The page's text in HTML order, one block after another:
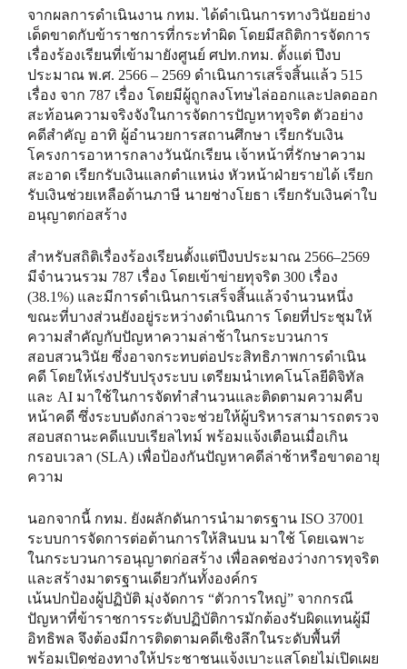
จากผลการดำเนินงาน กทม. ได้ดำเนินการทางวินัยอย่าง
เด็ดขาดกับข้าราชการที่กระทำผิด โดยมีสถิติการจัดการ
เรื่องร้องเรียนที่เข้ามายังศูนย์ ศปท.กทม. ตั้งแต่ ปึงบ
ประมาณ พ.ศ. 2566 – 2569 ดำเนินการเสร็จสิ้นแล้ว 515
เรื่อง จาก 787 เรื่อง โดยมีผู้ถูกลงโทษไล่ออกและปลดออก
สะท้อนความจริงจังในการจัดการปัญหาทุจริต ตัวอย่าง
คดีสำคัญ อาทิ ผู้อำนวยการสถานศึกษา เรียกรับเงิน
โครงการอาหารกลางวันนักเรียน เจ้าหน้าที่รักษาความ
สะอาด เรียกรับเงินแลกตำแหน่ง หัวหน้าฝ่ายรายได้ เรียก
รับเงินช่วยเหลือด้านภาษี นายช่างโยธา เรียกรับเงินค่าใบ
อนุญาตก่อสร้าง
สำหรับสถิติเรื่องร้องเรียนตั้งแต่ปีงบประมาณ 2566–2569
มีจำนวนรวม 787 เรื่อง โดยเข้าข่ายทุจริต 300 เรื่อง
(38.1%) และมีการดำเนินการเสร็จสิ้นแล้วจำนวนหนึ่ง
ขณะที่บางส่วนยังอยู่ระหว่างดำเนินการ โดยที่ประชุมให้
ความสำคัญกับปัญหาความล่าช้าในกระบวนการ
สอบสวนวินัย ซึ่งอาจกระทบต่อประสิทธิภาพการดำเนิน
คดี โดยให้เร่งปรับปรุงระบบ เตรียมนำเทคโนโลยีดิจิทัล
และ AI มาใช้ในการจัดทำสำนวนและติดตามความคืบ
หน้าคดี ซึ่งระบบดังกล่าวจะช่วยให้ผู้บริหารสามารถตรวจ
สอบสถานะคดีแบบเรียลไทม์ พร้อมแจ้งเตือนเมื่อเกิน
กรอบเวลา (SLA) เพื่อป้องกันปัญหาคดีล่าช้าหรือขาดอายุ
ความ
นอกจากนี้ กทม. ยังผลักดันการนำมาตรฐาน ISO 37001
ระบบการจัดการต่อต้านการให้สินบน มาใช้ โดยเฉพาะ
ในกระบวนการอนุญาตก่อสร้าง เพื่อลดช่องว่างการทุจริต
และสร้างมาตรฐานเดียวกันทั้งองค์กร
เน้นปกป้องผู้ปฏิบัติ มุ่งจัดการ “ตัวการใหญ่” จากกรณี
ปัญหาที่ข้าราชการระดับปฏิบัติการมักต้องรับผิดแทนผู้มี
อิทธิพล จึงต้องมีการติดตามคดีเชิงลึกในระดับพื้นที่
พร้อมเปิดช่องทางให้ประชาชนแจ้งเบาะแสโดยไม่เปิดเผย